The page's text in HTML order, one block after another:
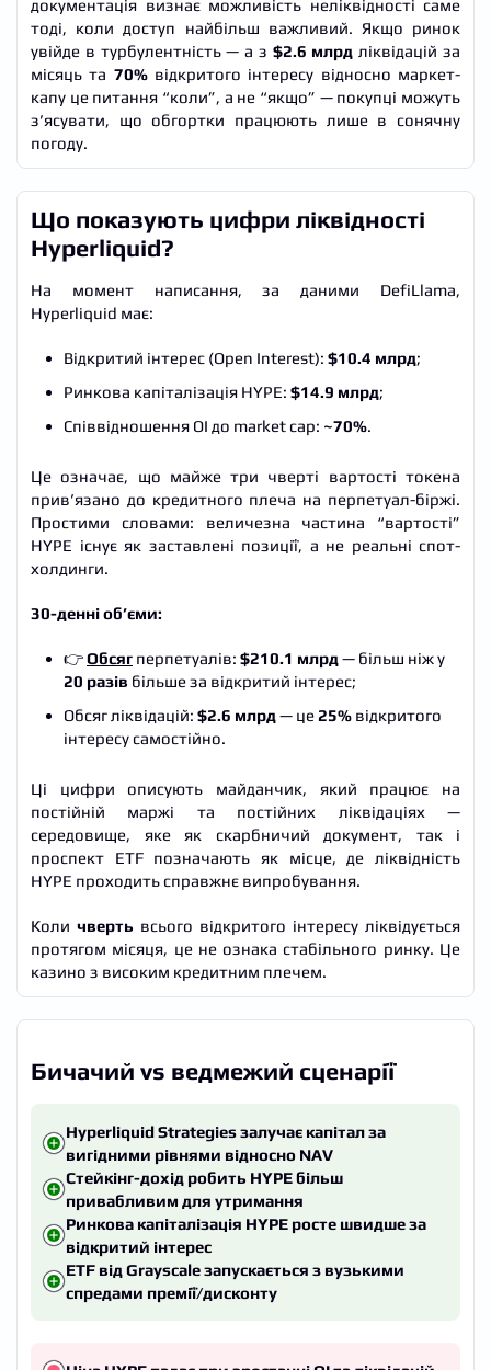
документація визнає можливість неліквідності саме
тоді, коли доступ найбільш важливий. Якщо ринок
увійде в турбулентність — а з $2.6 млрд ліквідацій за
місяць та 70%відкритого інтересу відносно маркет-
капу це питання “коли”, а не “якщо” — покупці можуть
з’ясувати, що обгортки працюють лише в сонячну
погоду.
Що показують цифри ліквідності
Hyperliquid?
На момент написання, за даними DefiLlama,
Hyperliquid має:
Відкритий інтерес (Open Interest): $10.4 млрд;
Ринкова капіталізація HYPE: $14.9 млрд;
Співвідношення OI до market cap: ~70%.
Це означає, що майже три чверті вартості токена
прив’язано до кредитного плеча на перпетуал-біржі.
Простими словами: величезна частина “вартості”
HYPE існує як заставлені позиції, а не реальні спот-
холдинги.
30-денні об’єми:
👉Обсяг перпетуалів: $210.1 млрд— більш ніж у
20 разів більше за відкритий інтерес;
Обсяг ліквідацій: $2.6 млрд— це25% відкритого
інтересу самостійно.
Ці цифри описують майданчик, який працює на
постійній маржі та постійних ліквідаціях —
середовище, яке як скарбничий документ, так і
проспект ETF позначають як місце, де ліквідність
HYPE проходить справжнє випробування.
Коли чверть всього відкритого інтересу ліквідується
протягом місяця, це не ознака стабільного ринку. Це
казино з високим кредитним плечем.
Бичачий vs ведмежий сценарії
Hyperliquid Strategies залучає капітал за
вигідними рівнями відносно NAV
Стейкінг-дохід робить HYPE більш
привабливим для утримання
Ринкова капіталізація HYPE росте швидше за
відкритий інтерес
ETF від Grayscale запускається з вузькими
спредами премії/дисконту